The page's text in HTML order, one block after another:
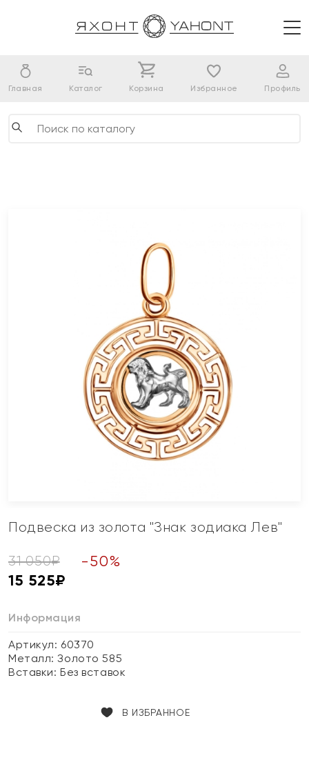
Главная Каталог Корзина Избранное Профиль
Подвеска из золота "Знак зодиака Лев"
31 050₽ -50%
15 525₽
Информация
Артикул: 60370
Металл:Золото 585
Вставки:Без вставок
В ИЗБРАННОЕ